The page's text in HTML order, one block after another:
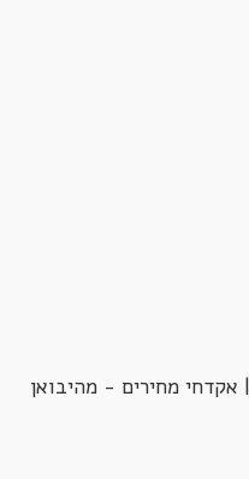
© 2026 לדרמן | אקדחי מחירים - מהיבואן